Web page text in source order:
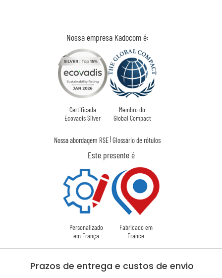
Nossa empresa Kadocom é:
Certificada
Ecovadis Silver
Membro do
Global Compact
Nossa abordagem RSE|Glossário de rótulos
Este presente é
Personalizado
em França
Fabricado em
France
Prazos de entrega e custos de envio